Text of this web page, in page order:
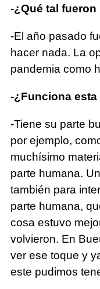
-¿Qué tal
-El año pasado
hacer nada. La
pandemia como
-¿Funciona esta
-Tiene su parte
por ejemplo,
muchísimo
parte humana.
también para
parte humana,
cosa estuvo
volvieron. En
ver ese toque y
este pudimos